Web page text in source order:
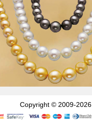
Copyright © 2009-2026